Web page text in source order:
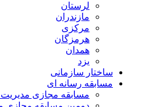
لرستان
مازندران
مرکزی
هرمزگان
همدان
یزد
ساختار سازمانی
مسابقه رسانه ای
مسابقه مجازی